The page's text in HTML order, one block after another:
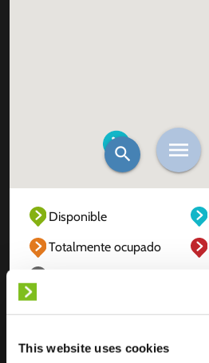
This website uses cookies
Disponible
Totalmente ocupado